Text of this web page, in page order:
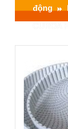
động